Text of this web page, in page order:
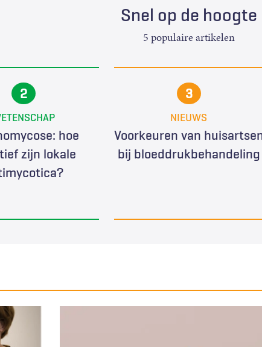
Snel op de hoogte
5 populaire artikelen
hoe
zijn lokale
NIEUWS
Voorkeuren van
bij bloeddrukbehandeling